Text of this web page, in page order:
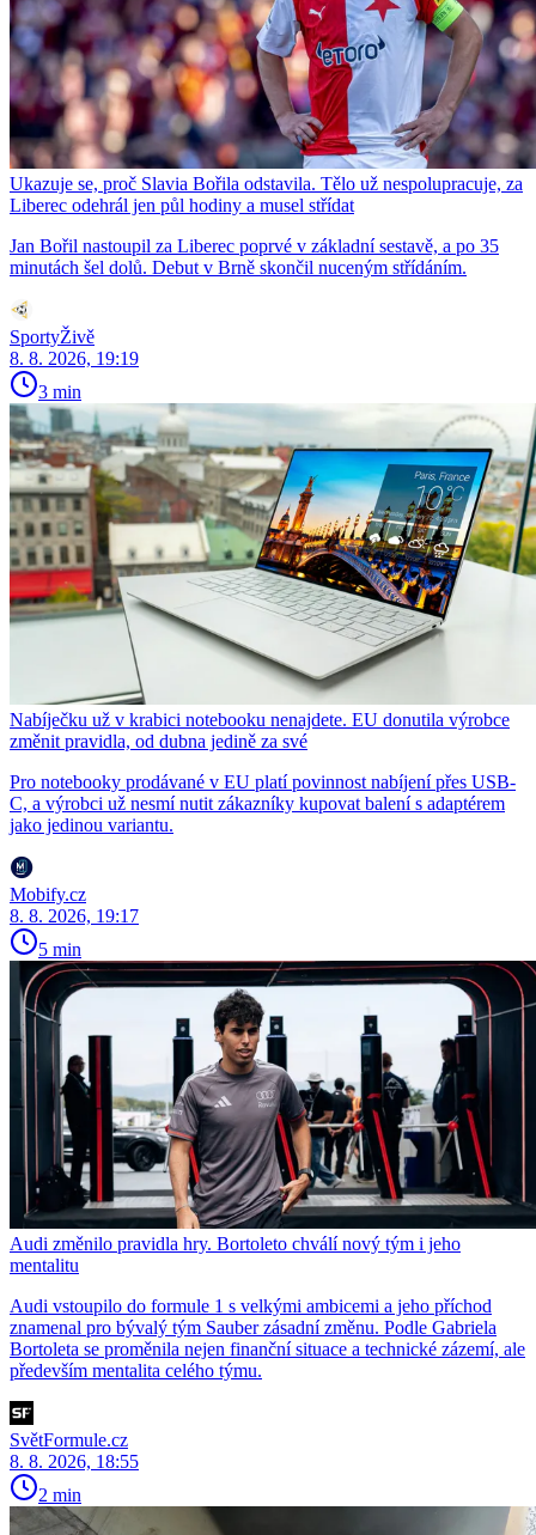
Ukazuje se, proč Slavia Bořila odstavila. Tělo už nespolupracuje, za
Liberec odehrál jen půl hodiny a musel střídat
Jan Bořil nastoupil za Liberec poprvé v základní sestavě, a po 35
minutách šel dolů. Debut v Brně skončil nuceným střídáním.
SportyŽivě
8. 8. 2026, 19:19
3 min
Nabíječku už v krabici notebooku nenajdete. EU donutila výrobce
změnit pravidla, od dubna jedině za své
Pro notebooky prodávané v EU platí povinnost nabíjení přes USB-
C, a výrobci už nesmí nutit zákazníky kupovat balení s adaptérem
jako jedinou variantu.
Mobify.cz
8. 8. 2026, 19:17
5 min
Audi změnilo pravidla hry. Bortoleto chválí nový tým i jeho
mentalitu
Audi vstoupilo do formule 1 s velkými ambicemi a jeho příchod
znamenal pro bývalý tým Sauber zásadní změnu. Podle Gabriela
Bortoleta se proměnila nejen finanční situace a technické zázemí, ale
především mentalita celého týmu.
SvětFormule.cz
8. 8. 2026, 18:55
2 min